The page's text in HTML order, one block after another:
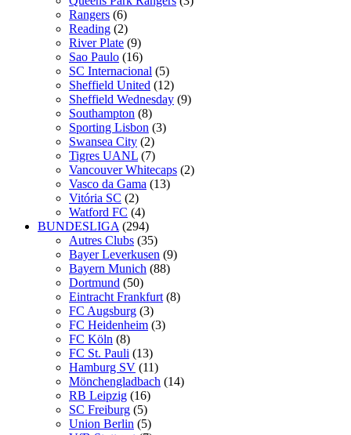
Rangers (6)
Reading (2)
River Plate (9)
Sao Paulo (16)
SC Internacional (5)
Sheffield United (12)
Sheffield Wednesday (9)
Southampton (8)
Sporting Lisbon (3)
Swansea City (2)
Tigres UANL (7)
Vancouver Whitecaps (2)
Vasco da Gama (13)
Vitória SC (2)
Watford FC (4)
BUNDESLIGA (294)
Autres Clubs (35)
Bayer Leverkusen (9)
Bayern Munich (88)
Dortmund (50)
Eintracht Frankfurt (8)
FC Augsburg (3)
FC Heidenheim (3)
FC Köln (8)
FC St. Pauli (13)
Hamburg SV (11)
Mönchengladbach (14)
RB Leipzig (16)
SC Freiburg (5)
Union Berlin (5)